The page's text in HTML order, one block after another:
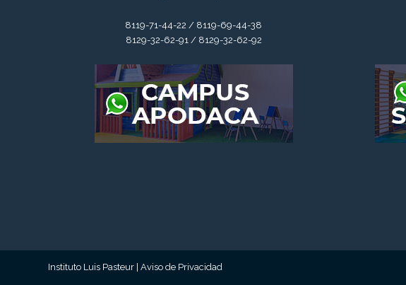
8119-71-44-22 / 8119-69-44-38
8129-32-62-91 / 8129-32-62-92
Instituto Luis Pasteur |Aviso de Privacidad